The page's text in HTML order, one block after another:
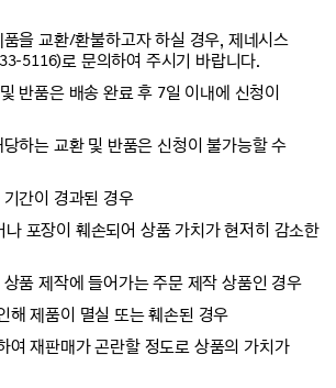
을 교환/환불하고자 하실 경우, 제네시스
5116)로 문의하여 주시기 바랍니다.
반품은 배송 완료 후 7일 이내에 신청이
하는 교환 및 반품은 신청이 불가능할 수
기간이 경과된 경우
나 포장이 훼손되어 상품 가치가 현저히 감소한
상품 제작에 들어가는 주문 제작 상품인 경우
해 제품이 멸실 또는 훼손된 경우
여 재판매가 곤란할 정도로 상품의 가치가